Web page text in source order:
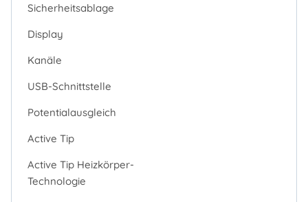
Sicherheitsablage
Display
Kanäle
USB-Schnittstelle
Potentialausgleich
Active Tip
Active Tip Heizkörper-
Technologie